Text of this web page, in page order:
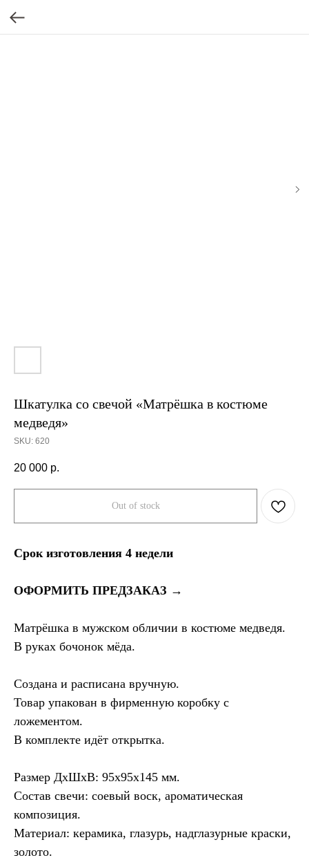
Шкатулка со свечой «Матрёшка в костюме
медведя»
SKU: 620
20 000 р.
Out of stock
Срок изготовления 4 недели
ОФОРМИТЬ ПРЕДЗАКАЗ →
Матрёшка в мужском обличии в костюме медведя.
В руках бочонок мёда.
Создана и расписана вручную.
Товар упакован в фирменную коробку с
ложементом.
В комплекте идёт открытка.
Размер ДхШхВ: 95х95х145 мм.
Состав свечи: соевый воск, ароматическая
композиция.
Материал: керамика, глазурь, надглазурные краски,
золото.